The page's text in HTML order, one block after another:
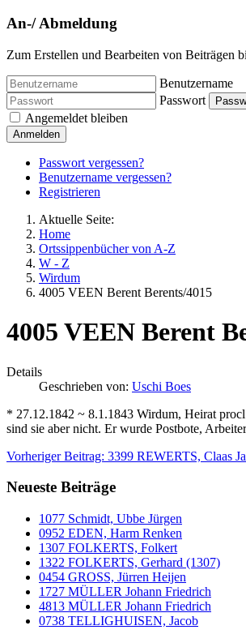
An-/ Abmeldung
Zum Erstellen und Bearbeiten von Beiträgen
Benutzername
Passwort
Angemeldet bleiben
Anmelden
Passwort vergessen?
Benutzername vergessen?
Registrieren
Aktuelle Seite:
Home
Ortssippenbücher von A-Z
W - Z
Wirdum
4005 VEEN Berent Berents/4015
4005 VEEN Berent
Details
Geschrieben von: Uschi Boes
* 27.12.1842 ~ 8.1.1843 Wirdum, Heirat
sind sie aber nicht. Er wurde Postbote,
Vorheriger Beitrag: 3399 REWERTS, Claas
Neueste Beiträge
1077 Schmidt, Ubbe Jürgen
0952 EDEN, Harm Renken
1307 FOLKERTS, Folkert
1322 FOLKERTS, Gerhard (1307)
0454 GROSS, Jürren Heijen
1727 MÜLLER Johann Friedrich
4813 MÜLLER Johann Friedrich
0738 TELLIGHUISEN, Jacob